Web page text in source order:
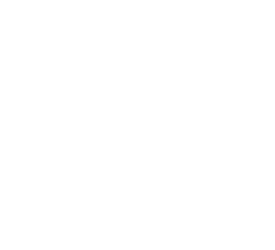
,宁波进出口网,宁
中新网
料
出口招聘,进出口人
恒达国际贸易公司